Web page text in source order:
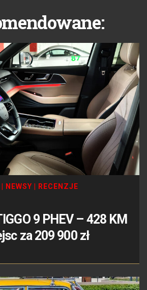
NEWSY
RECENZJE
9 PHEV – 428 KM
za 209 900 zł